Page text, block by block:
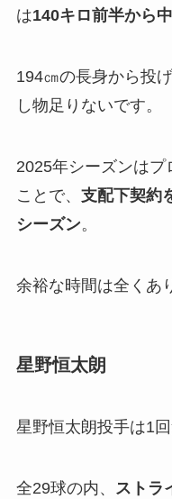
は140キロ前半から
194㎝の長身から投
し物足りないです。
2025年シーズンはプ
ことで、 支配下契約
シーズン。
余裕な時間は全くあ
星野恒太朗
星野恒太朗投手は1
全29球の内、 ストラ